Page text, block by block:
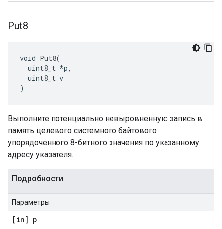
Put8
void Put8(
  uint8_t *p,
  uint8_t v
)
Выполните потенциально невыровненную запись в
память целевого системного байтового
упорядоченного 8-битного значения по указанному
адресу указателя.
Подробности
Параметры
[in] p